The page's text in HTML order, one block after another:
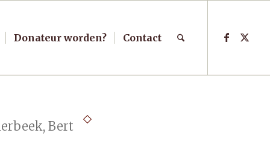
Donateur worden? Contact
Bert